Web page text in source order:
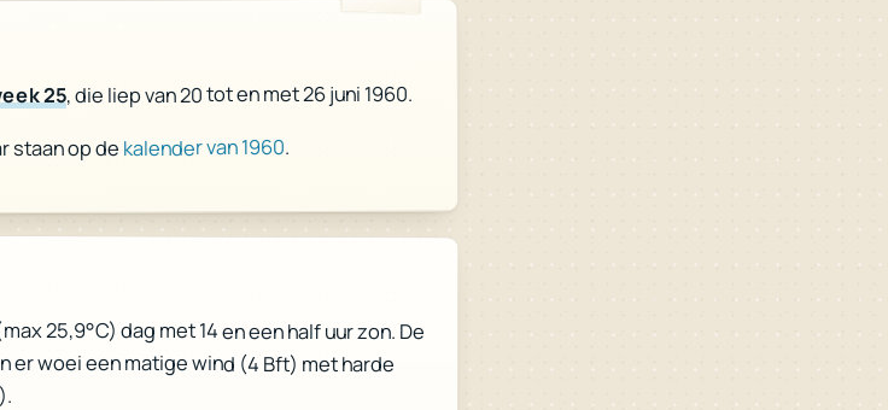
25, die liep van 20 tot en met 26 juni 1960.
staan op de kalender van 1960.
25,9°C) dag met 14 en een half uur zon. De
er woei een matige wind (4 Bft) met harde